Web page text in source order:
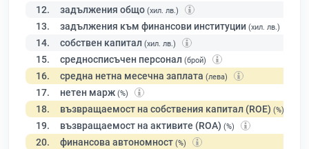
12. задължения общо (хил. лв.)
13. задължения към финансови институции (хил. лв.)
14. собствен капитал (хил. лв.)
15. средносписъчен персонал (брой)
16. средна нетна месечна заплата (лева)
17. нетен марж (%)
18. възвращаемост на собствения капитал (ROE) (%)
19. възвращаемост на активите (ROA) (%)
20. финансова автономност (%)